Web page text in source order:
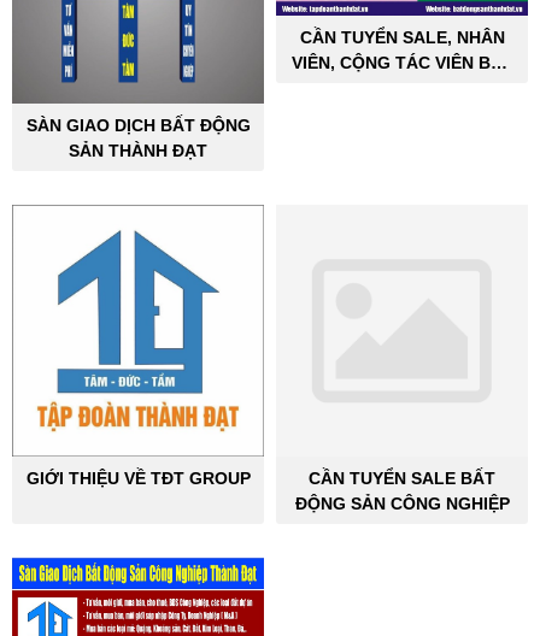
SÀN GIAO DỊCH BẤT ĐỘNG
SẢN THÀNH ĐẠT
CẦN TUYỂN SALE, NHÂN
VIÊN, CỘNG TÁC VIÊN BẤT
GIỚI THIỆU VỀ TĐT GROUP
CẦN TUYỂN SALE BẤT
ĐỘNG SẢN CÔNG NGHIỆP